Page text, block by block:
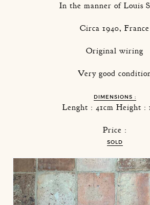
In the manner of Louis
Circa 1940, France
Original wiring
Very good
DIMENSIONS :
Lenght : 41cm Height :
Price :
SOLD